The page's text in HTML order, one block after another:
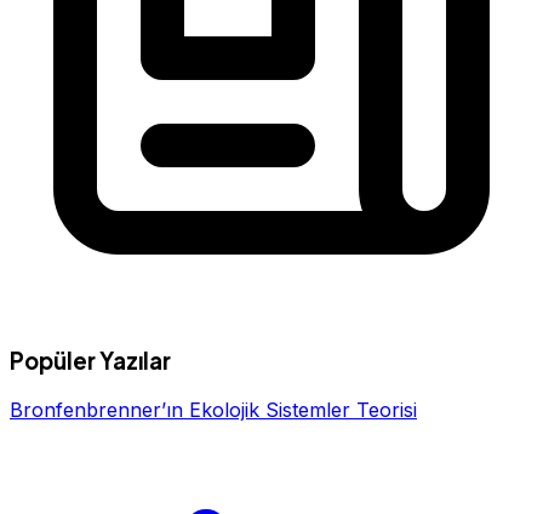
Popüler Yazılar
Bronfenbrenner’ın Ekolojik Sistemler Teorisi